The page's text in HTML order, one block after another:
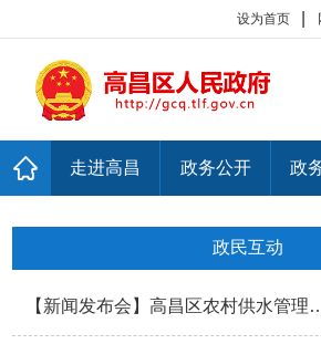
设为首页
走进高昌 政务公开 政
政民互动
【新闻发布会】高昌